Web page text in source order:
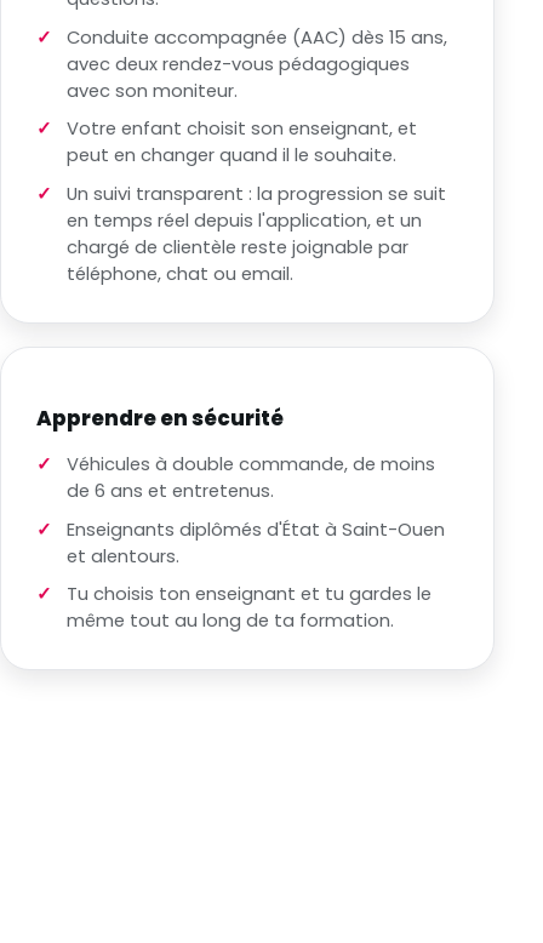
Conduite accompagnée (AAC) dès 15 ans,
avec deux rendez-vous pédagogiques
avec son moniteur.
Votre enfant choisit son enseignant, et
peut en changer quand il le souhaite.
Un suivi transparent : la progression se suit
en temps réel depuis l'application, et un
chargé de clientèle reste joignable par
téléphone, chat ou email.
Apprendre en sécurité
Véhicules à double commande, de moins
de 6 ans et entretenus.
Enseignants diplômés d'État à Saint-Ouen
et alentours.
Tu choisis ton enseignant et tu gardes le
même tout au long de ta formation.